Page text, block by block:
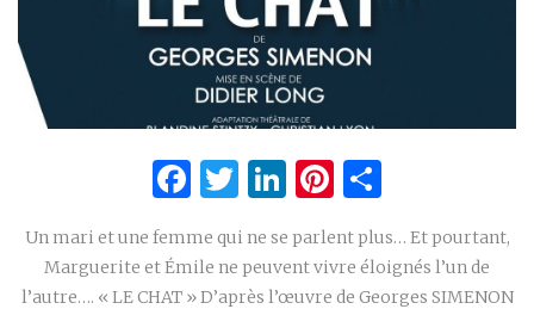
Facebook
Twitter
LinkedIn
Pinterest
Un mari et une femme qui ne se parlent plus… Et pourtant,
Marguerite et Émile ne peuvent vivre éloignés l’un de
l’autre…. « LE CHAT » D’après l’œuvre de Georges SIMENON